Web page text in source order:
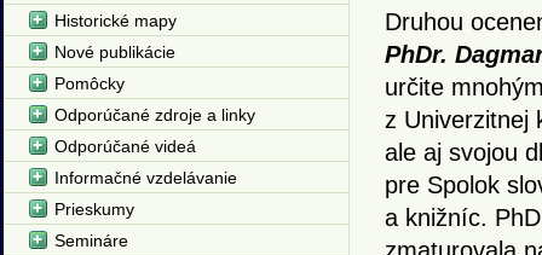
Druhou
PhDr.
určite
z Univerzitnej
ale aj svojou
pre Spolok
a knižníc.
Historické mapy
Nové publikácie
Pomôcky
Odporúčané zdroje a linky
Odporúčané videá
Informačné vzdelávanie
Prieskumy
Semináre